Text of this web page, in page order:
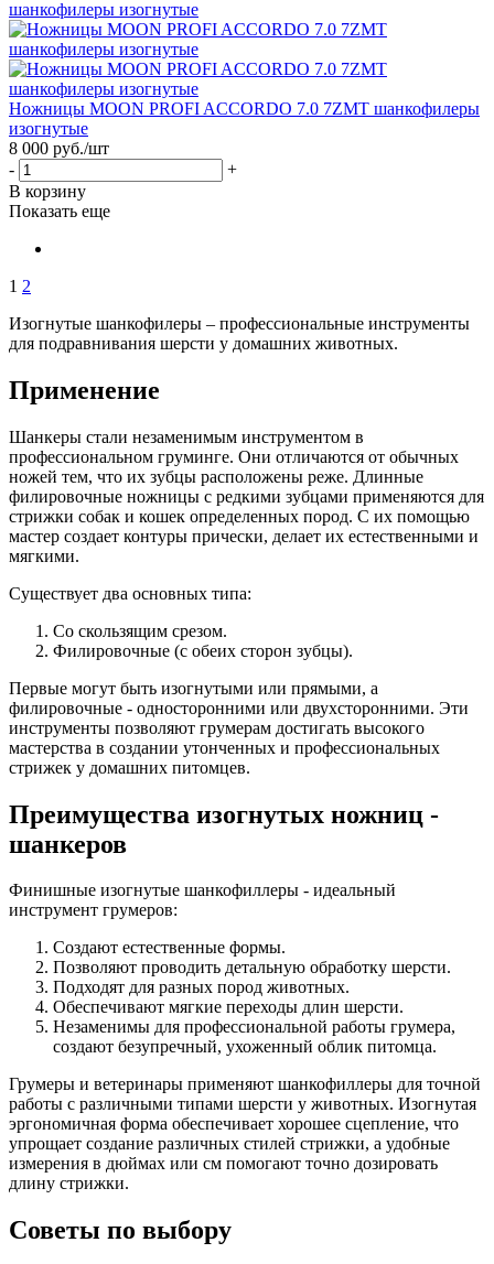
Ножницы MOON PROFI ACCORDO 7.0 7ZMT шанкофилеры
изогнутые
8 000 руб./шт
-
+
В корзину
Показать еще
1 2
Изогнутые шанкофилеры – профессиональные инструменты
для подравнивания шерсти у домашних животных.
Применение
Шанкеры стали незаменимым инструментом в
профессиональном груминге. Они отличаются от обычных
ножей тем, что их зубцы расположены реже. Длинные
филировочные ножницы с редкими зубцами применяются для
стрижки собак и кошек определенных пород. С их помощью
мастер создает контуры прически, делает их естественными и
мягкими.
Существует два основных типа:
Со скользящим срезом.
Филировочные (с обеих сторон зубцы).
Первые могут быть изогнутыми или прямыми, а
филировочные - односторонними или двухсторонними. Эти
инструменты позволяют грумерам достигать высокого
мастерства в создании утонченных и профессиональных
стрижек у домашних питомцев.
Преимущества изогнутых ножниц -
шанкеров
Финишные изогнутые шанкофиллеры - идеальный
инструмент грумеров:
Создают естественные формы.
Позволяют проводить детальную обработку шерсти.
Подходят для разных пород животных.
Обеспечивают мягкие переходы длин шерсти.
Незаменимы для профессиональной работы грумера,
создают безупречный, ухоженный облик питомца.
Грумеры и ветеринары применяют шанкофиллеры для точной
работы с различными типами шерсти у животных. Изогнутая
эргономичная форма обеспечивает хорошее сцепление, что
упрощает создание различных стилей стрижки, а удобные
измерения в дюймах или см помогают точно дозировать
длину стрижки.
Советы по выбору